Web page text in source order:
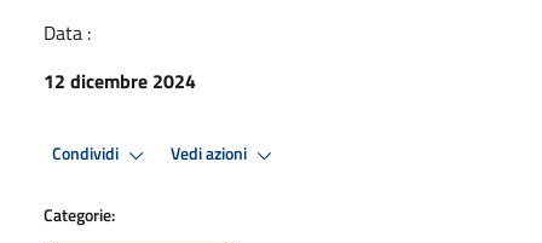
Data :
12 dicembre 2024
Condividi Vedi azioni
Categorie: